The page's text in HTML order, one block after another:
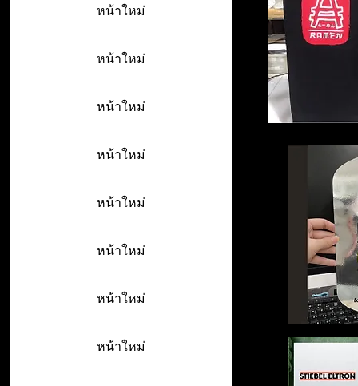
หน้าใหม่
หน้าใหม่
หน้าใหม่
หน้าใหม่
หน้าใหม่
หน้าใหม่
หน้าใหม่
หน้าใหม่